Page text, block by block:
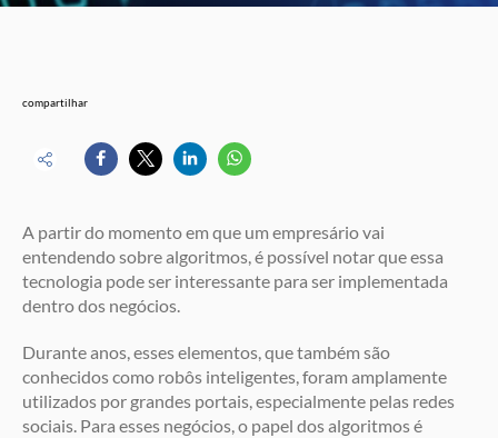
compartilhar
A partir do momento em que um empresário vai
entendendo sobre algoritmos, é possível notar que essa
tecnologia pode ser interessante para ser implementada
dentro dos negócios.
Durante anos, esses elementos, que também são
conhecidos como robôs inteligentes, foram amplamente
utilizados por grandes portais, especialmente pelas redes
sociais. Para esses negócios, o papel dos algoritmos é